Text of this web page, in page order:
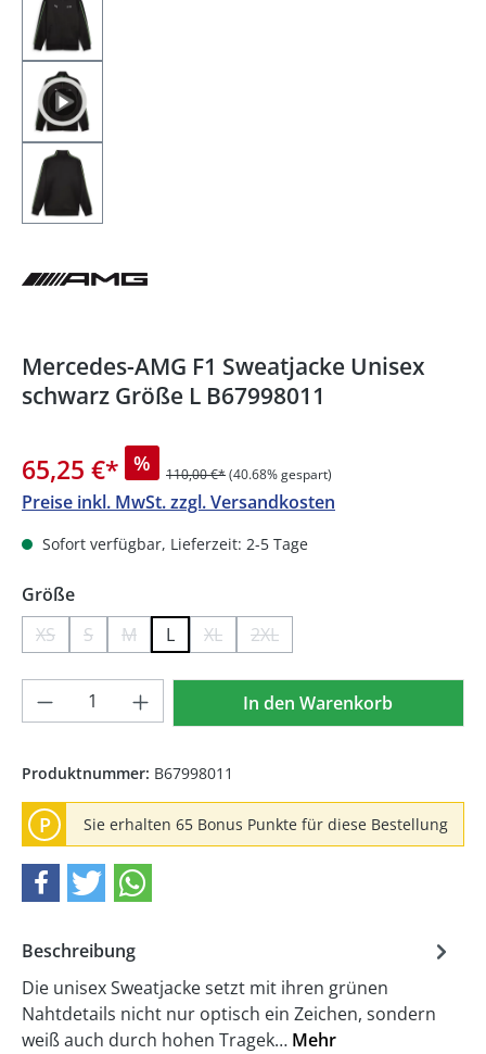
Mercedes-AMG F1 Sweatjacke Unisex
schwarz Größe L B67998011
65,25 €* % 110,00 €*(40.68% gespart)
Preise inkl. MwSt. zzgl. Versandkosten
Sofort verfügbar, Lieferzeit: 2-5 Tage
Größeauswählen
XS(Diese Option ist zurzeit nicht verfügbar.)
S(Diese Option ist zurzeit nicht verfügbar.)
M(Diese Option ist zurzeit nicht verfügbar.)
L XL(Diese Option ist zurzeit nicht
2XL(Diese Option ist zurzeit nicht
Produkt Anzahl: Gib denIn den Warenkorb
Produktnummer: B67998011
P Sie erhalten 65 Bonus Punkte für diese Bestellung
Beschreibung
Die unisex Sweatjacke setzt mit ihren grünen
Nahtdetails nicht nur optisch ein Zeichen, sondern
weiß auch durch hohen Tragek… Mehr